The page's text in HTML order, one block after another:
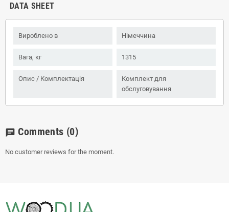
DATA SHEET
Вироблено в Німеччина
Вага, кг 1315
Опис / Комплектація
Комплект для
обслуговування
chat Comments (0)
No customer reviews for the moment.